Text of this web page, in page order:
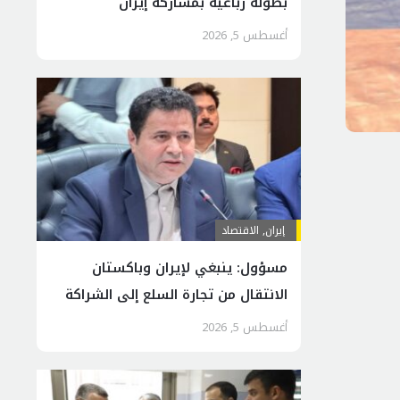
أغسطس 5, 2026
إيران, الاقتصاد
مسؤول: ينبغي لإيران وباكستان
الانتقال من تجارة السلع إلى الشراكة
الاقتصادية
أغسطس 5, 2026